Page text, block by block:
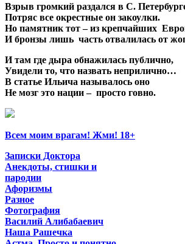
Взрыв громкий раздался в С.
Потряс все окрестные он закоулки.
Но памятник тот – из крепчайших
И бронзы лишь часть отвалилась от
И там где дыра обнажилась публично,
Увидели то, что назвать неприлично…
В статье Ильича называлось оно
Не мозг это нации – просто говно.
Всем моим врагам! Жми! 18+
Записки Доктора
Анекдоты, стишки и
пародии
Афоризмы
Разное
Фотография
Василий Алибабаевич
Наша Рашечка